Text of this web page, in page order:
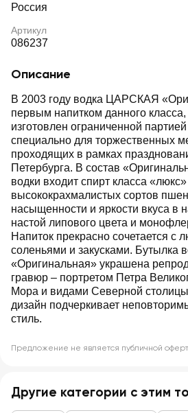
Россия
Артикул
086237
Описание
В 2003 году водка ЦАРСКАЯ
первым напитком данного
изготовлен ограниченной
специально для торжественных
проходящих в рамках
Петербурга. В состав
водки входит спирт класса «люкс»
высококрахмалистых сортов
насыщенности и яркости вкуса в
настой липового цвета и
Напиток прекрасно сочетается с
соленьями и закусками.
«Оригинальная» украшена
гравюр – портретом Петра
Мора и видами Северной
дизайн подчеркивает
стиль.
Предложение не является публичной
Другие категории с этим